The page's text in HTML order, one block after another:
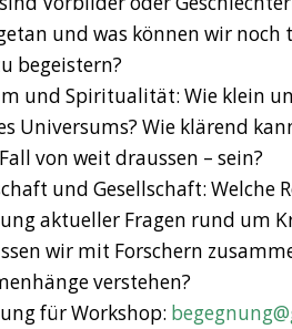
und was können wir
begeistern?
und Spiritualität: Wie klein
Universums? Wie klärend
von weit draussen – sein?
und Gesellschaft: Welche
aktueller Fragen rund um
wir mit Forschern
verstehen?
für Workshop: